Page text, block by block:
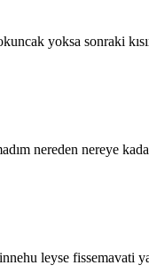
yoksa sonraki
nereden nereye
leyse fissemavati